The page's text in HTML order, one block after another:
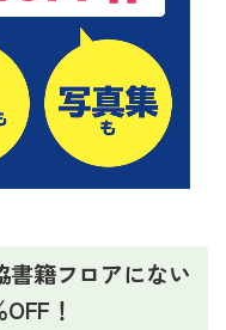
籍フロアにない
！